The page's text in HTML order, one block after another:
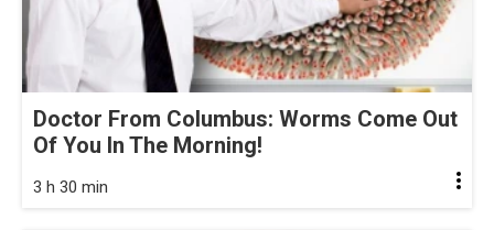
Doctor From Columbus: Worms Come Out
Of You In The Morning!
3 h 30 min